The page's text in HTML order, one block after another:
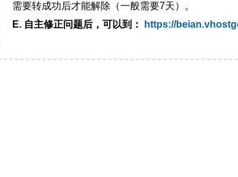
需要转成功后才能解除（一般需要7天）。
E. 自主修正问题后，可以到：
https://